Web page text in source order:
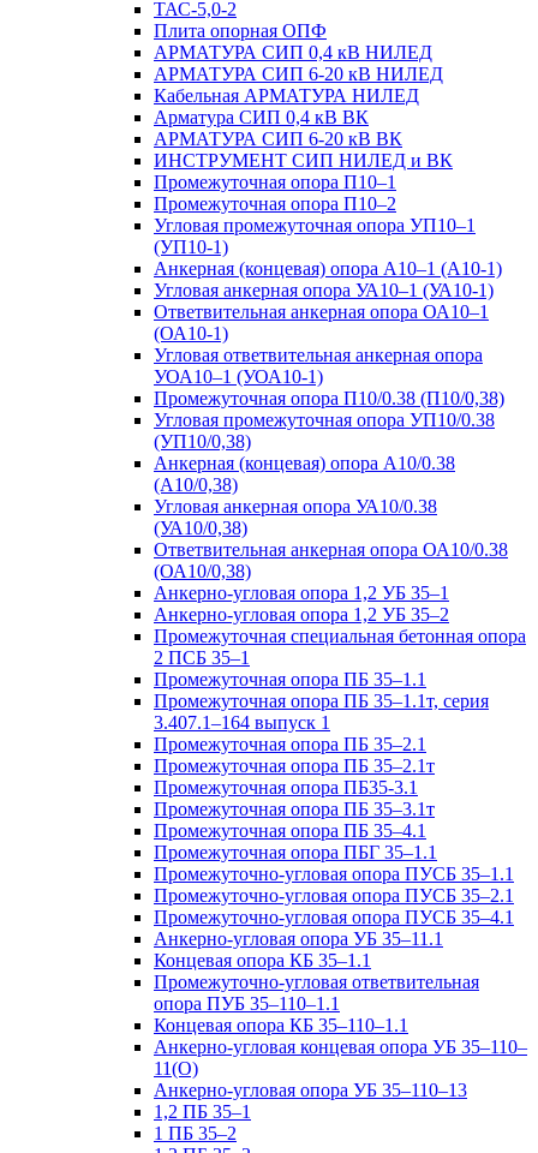
ТАС-5,0-2
Плита опорная ОПФ
АРМАТУРА СИП 0,4 кВ НИЛЕД
АРМАТУРА СИП 6-20 кВ НИЛЕД
Кабельная АРМАТУРА НИЛЕД
Арматура СИП 0,4 кВ ВК
АРМАТУРА СИП 6-20 кВ ВК
ИНСТРУМЕНТ СИП НИЛЕД и ВК
Промежуточная опора П10–1
Промежуточная опора П10–2
Угловая промежуточная опора УП10–1
(УП10-1)
Анкерная (концевая) опора А10–1 (А10-1)
Угловая анкерная опора УА10–1 (УА10-1)
Ответвительная анкерная опора ОА10–1
(ОА10-1)
Угловая ответвительная анкерная опора
УОА10–1 (УОА10-1)
Промежуточная опора П10/0.38 (П10/0,38)
Угловая промежуточная опора УП10/0.38
(УП10/0,38)
Анкерная (концевая) опора А10/0.38
(А10/0,38)
Угловая анкерная опора УА10/0.38
(УА10/0,38)
Ответвительная анкерная опора ОА10/0.38
(ОА10/0,38)
Анкерно-угловая опора 1,2 УБ 35–1
Анкерно-угловая опора 1,2 УБ 35–2
Промежуточная специальная бетонная опора
2 ПСБ 35–1
Промежуточная опора ПБ 35–1.1
Промежуточная опора ПБ 35–1.1т, серия
3.407.1–164 выпуск 1
Промежуточная опора ПБ 35–2.1
Промежуточная опора ПБ 35–2.1т
Промежуточная опора ПБ35-3.1
Промежуточная опора ПБ 35–3.1т
Промежуточная опора ПБ 35–4.1
Промежуточная опора ПБГ 35–1.1
Промежуточно-угловая опора ПУСБ 35–1.1
Промежуточно-угловая опора ПУСБ 35–2.1
Промежуточно-угловая опора ПУСБ 35–4.1
Анкерно-угловая опора УБ 35–11.1
Концевая опора КБ 35–1.1
Промежуточно-угловая ответвительная
опора ПУБ 35–110–1.1
Концевая опора КБ 35–110–1.1
Анкерно-угловая концевая опора УБ 35–110–
11(О)
Анкерно-угловая опора УБ 35–110–13
1,2 ПБ 35–1
1 ПБ 35–2